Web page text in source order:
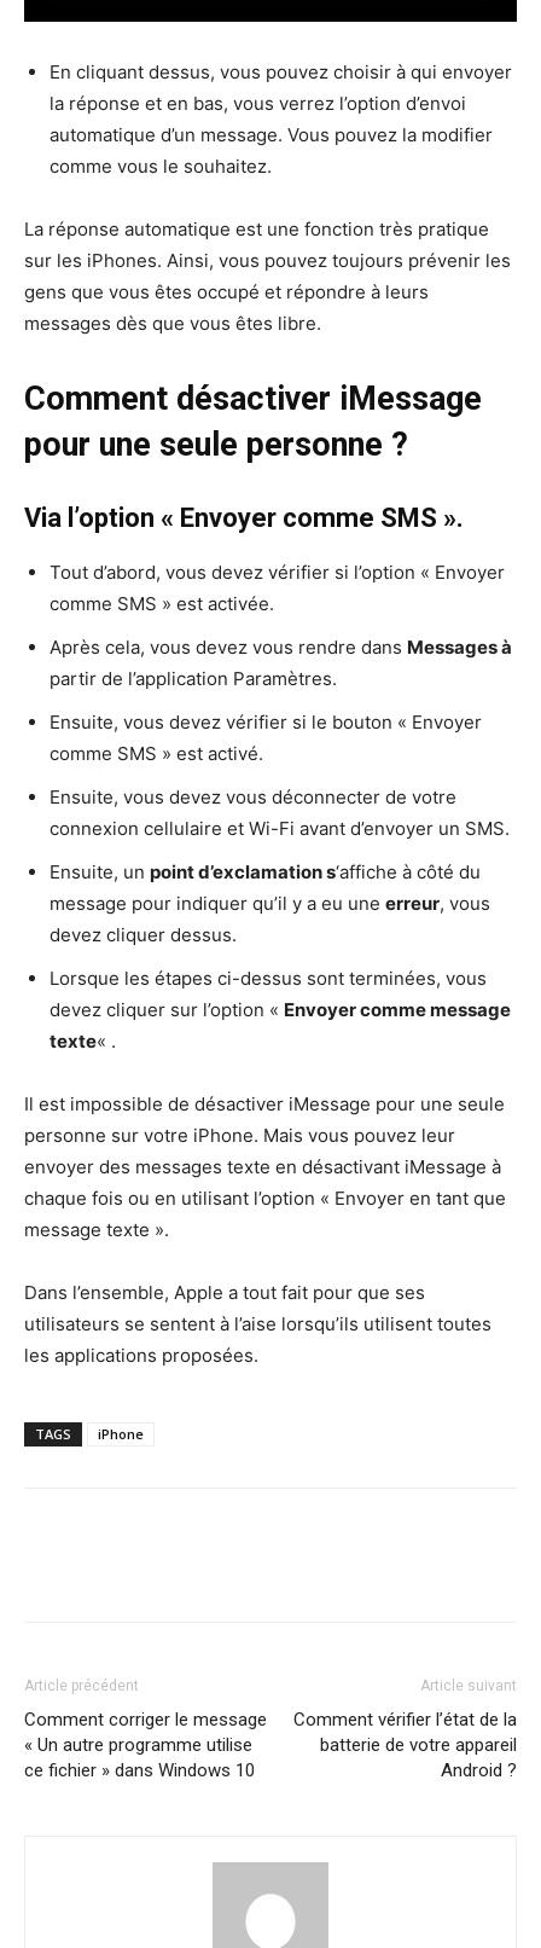
En cliquant dessus, vous pouvez choisir à qui envoyer
la réponse et en bas, vous verrez l’option d’envoi
automatique d’un message. Vous pouvez la modifier
comme vous le souhaitez.
La réponse automatique est une fonction très pratique
sur les iPhones. Ainsi, vous pouvez toujours prévenir les
gens que vous êtes occupé et répondre à leurs
messages dès que vous êtes libre.
Comment désactiver iMessage
pour une seule personne ?
Via l’option « Envoyer comme SMS ».
Tout d’abord, vous devez vérifier si l’option « Envoyer
comme SMS » est activée.
Après cela, vous devez vous rendre dans Messages à
partir de l’application Paramètres.
Ensuite, vous devez vérifier si le bouton « Envoyer
comme SMS » est activé.
Ensuite, vous devez vous déconnecter de votre
connexion cellulaire et Wi-Fi avant d’envoyer un SMS.
Ensuite, un point d’exclamation s‘affiche à côté du
message pour indiquer qu’il y a eu une erreur, vous
devez cliquer dessus.
Lorsque les étapes ci-dessus sont terminées, vous
devez cliquer sur l’option « Envoyer comme message
texte« .
Il est impossible de désactiver iMessage pour une seule
personne sur votre iPhone. Mais vous pouvez leur
envoyer des messages texte en désactivant iMessage à
chaque fois ou en utilisant l’option « Envoyer en tant que
message texte ».
Dans l’ensemble, Apple a tout fait pour que ses
utilisateurs se sentent à l’aise lorsqu’ils utilisent toutes
les applications proposées.
TAGS iPhone
Article précédent
Comment corriger le message
« Un autre programme utilise
ce fichier » dans Windows 10
Article suivant
Comment vérifier l’état de la
batterie de votre appareil
Android ?